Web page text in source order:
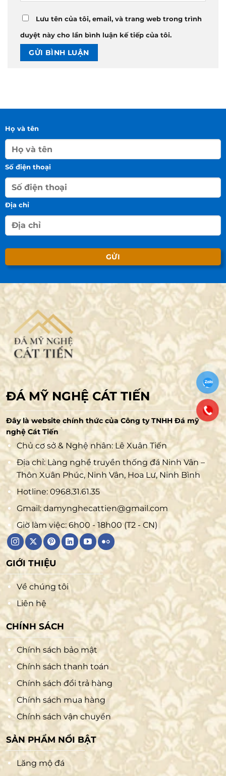
Lưu tên của tôi, email, và trang web trong trình
duyệt này cho lần bình luận kế tiếp của tôi.
Họ và tên
Số điện thoại
Địa chỉ
ĐÁ MỸ NGHỆ CÁT TIẾN
Đây là website chính thức của Công ty TNHH Đá mỹ
nghệ Cát Tiến
Chủ cơ sở & Nghệ nhân: Lê Xuân Tiến
Địa chỉ: Làng nghề truyền thống đá Ninh Vân –
Thôn Xuân Phúc, Ninh Vân, Hoa Lư, Ninh Bình
Hotline: 0968.31.61.35
Gmail: damynghecattien@gmail.com
Giờ làm việc: 6h00 - 18h00 (T2 - CN)
GIỚI THIỆU
Về chúng tôi
Liên hệ
CHÍNH SÁCH
Chính sách bảo mật
Chính sách thanh toán
Chính sách đổi trả hàng
Chính sách mua hàng
Chính sách vận chuyển
SẢN PHẨM NỔI BẬT
Lăng mộ đá